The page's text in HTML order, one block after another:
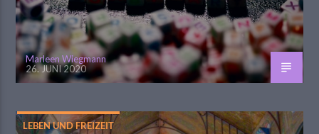
Marleen Wiegmann
26. JUNI 2020
LEBEN UND FREIZEIT